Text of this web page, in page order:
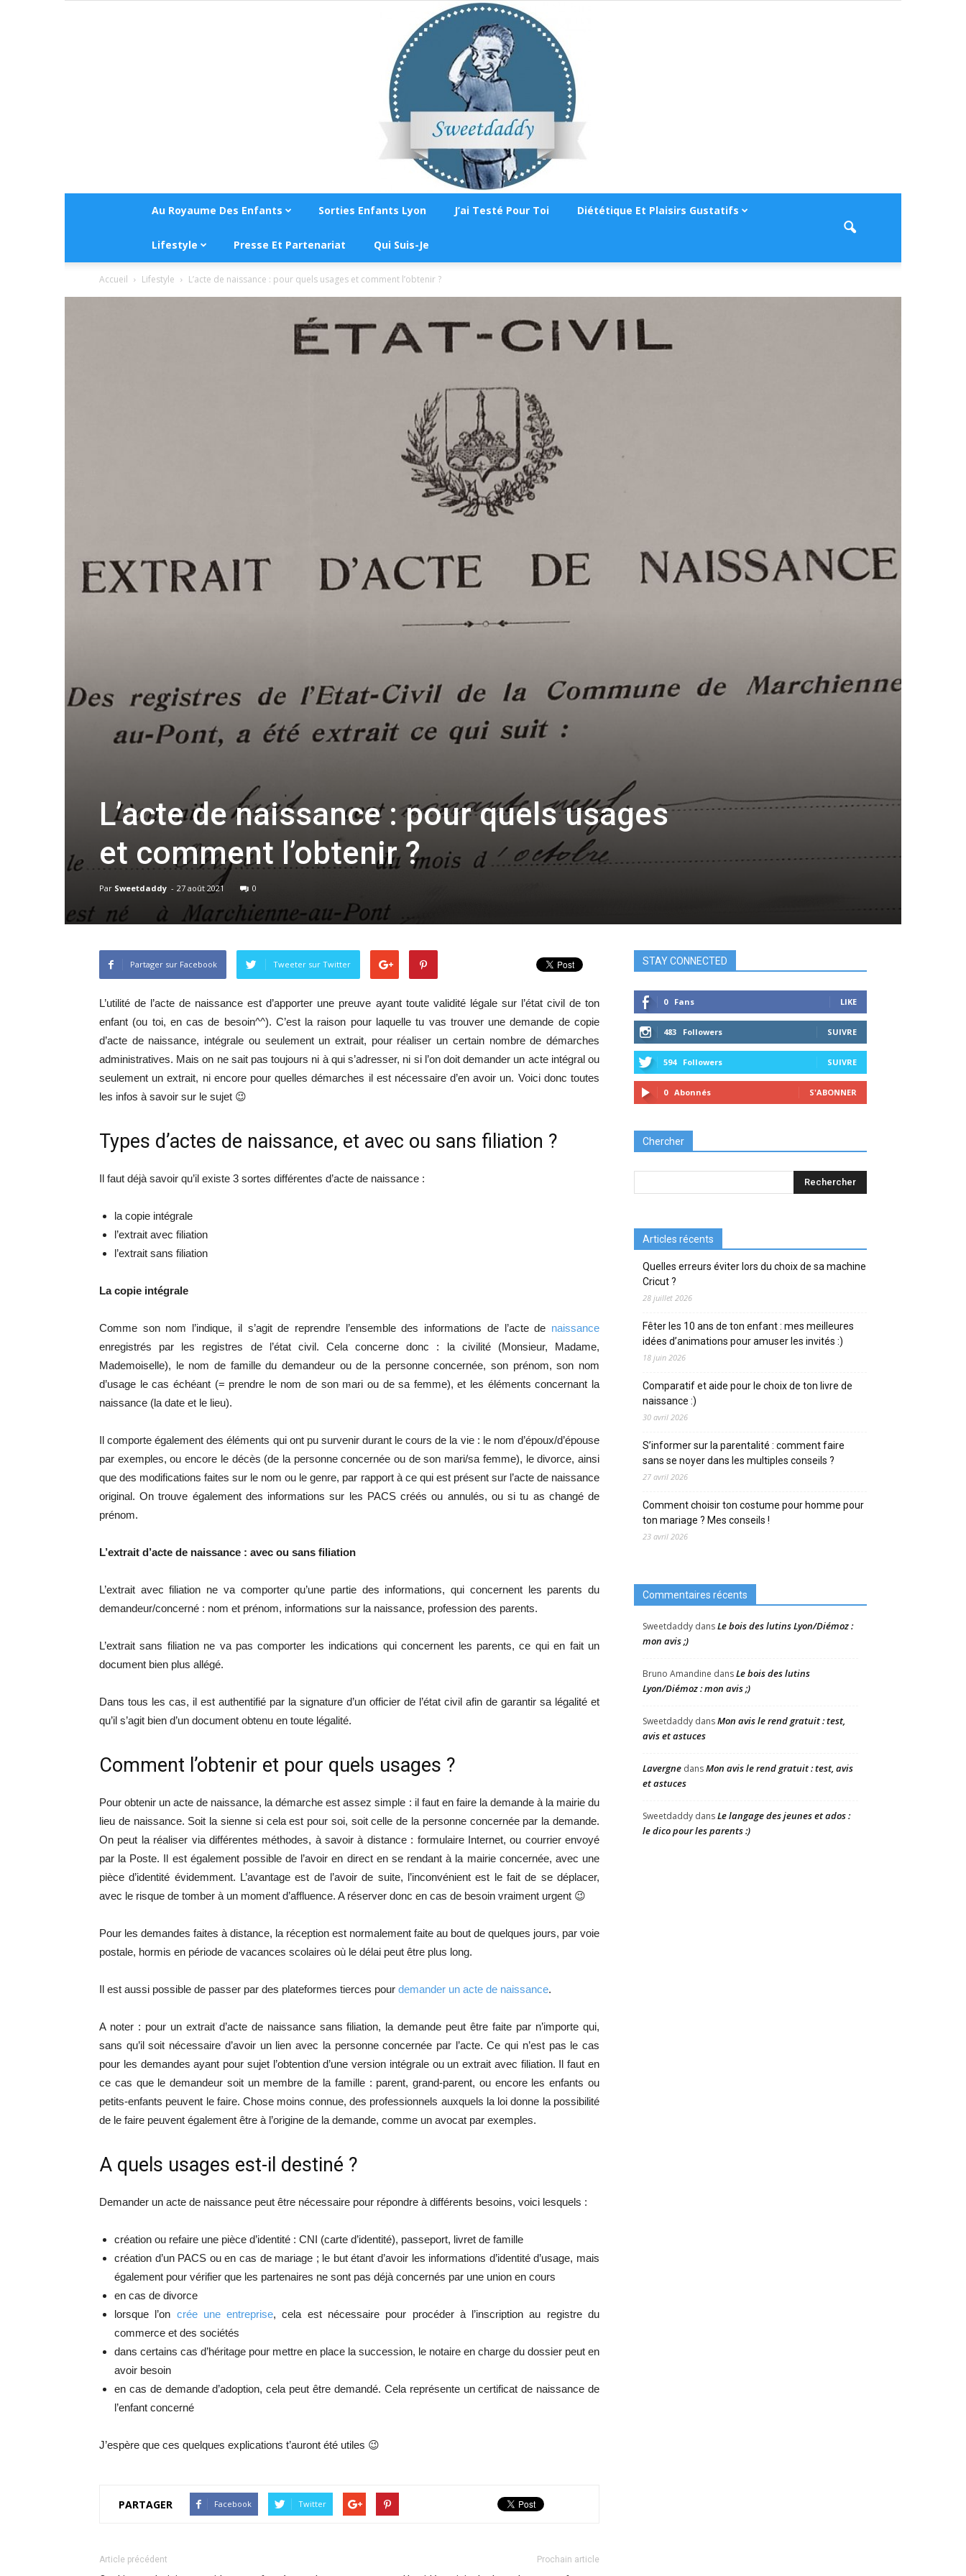
Au Royaume Des Enfants Sorties Enfants Lyon J’ai Testé Pour Toi Diététique Et Plaisirs Gustatifs
Lifestyle Presse Et Partenariat Qui Suis-Je
Accueil Lifestyle L’acte de naissance : pour quels usages et comment l’obtenir ?
L’acte de naissance : pour quels usages
et comment l’obtenir ?
Par Sweetdaddy - 27 août 2021 0
Partager sur Facebook Tweeter sur Twitter
L’utilité de l’acte de naissance est d’apporter une preuve ayant toute validité légale sur l’état civil de ton
enfant (ou toi, en cas de besoin^^). C’est la raison pour laquelle tu vas trouver une demande de copie
d’acte de naissance, intégrale ou seulement un extrait, pour réaliser un certain nombre de démarches
administratives. Mais on ne sait pas toujours ni à qui s’adresser, ni si l’on doit demander un acte intégral ou
seulement un extrait, ni encore pour quelles démarches il est nécessaire d’en avoir un. Voici donc toutes
les infos à savoir sur le sujet 😉
Types d’actes de naissance, et avec ou sans filiation ?
Il faut déjà savoir qu’il existe 3 sortes différentes d’acte de naissance :
la copie intégrale
l’extrait avec filiation
l’extrait sans filiation
La copie intégrale
Comme son nom l’indique, il s’agit de reprendre l’ensemble des informations de l’acte de naissance
enregistrés par les registres de l’état civil. Cela concerne donc : la civilité (Monsieur, Madame,
Mademoiselle), le nom de famille du demandeur ou de la personne concernée, son prénom, son nom
d’usage le cas échéant (= prendre le nom de son mari ou de sa femme), et les éléments concernant la
naissance (la date et le lieu).
Il comporte également des éléments qui ont pu survenir durant le cours de la vie : le nom d’époux/d’épouse
par exemples, ou encore le décès (de la personne concernée ou de son mari/sa femme), le divorce, ainsi
que des modifications faites sur le nom ou le genre, par rapport à ce qui est présent sur l’acte de naissance
original. On trouve également des informations sur les PACS créés ou annulés, ou si tu as changé de
prénom.
L’extrait d’acte de naissance : avec ou sans filiation
L’extrait avec filiation ne va comporter qu’une partie des informations, qui concernent les parents du
demandeur/concerné : nom et prénom, informations sur la naissance, profession des parents.
L’extrait sans filiation ne va pas comporter les indications qui concernent les parents, ce qui en fait un
document bien plus allégé.
Dans tous les cas, il est authentifié par la signature d’un officier de l’état civil afin de garantir sa légalité et
qu’il s’agit bien d’un document obtenu en toute légalité.
Comment l’obtenir et pour quels usages ?
Pour obtenir un acte de naissance, la démarche est assez simple : il faut en faire la demande à la mairie du
lieu de naissance. Soit la sienne si cela est pour soi, soit celle de la personne concernée par la demande.
On peut la réaliser via différentes méthodes, à savoir à distance : formulaire Internet, ou courrier envoyé
par la Poste. Il est également possible de l’avoir en direct en se rendant à la mairie concernée, avec une
pièce d’identité évidemment. L’avantage est de l’avoir de suite, l’inconvénient est le fait de se déplacer,
avec le risque de tomber à un moment d’affluence. A réserver donc en cas de besoin vraiment urgent 😉
Pour les demandes faites à distance, la réception est normalement faite au bout de quelques jours, par voie
postale, hormis en période de vacances scolaires où le délai peut être plus long.
Il est aussi possible de passer par des plateformes tierces pour demander un acte de naissance.
A noter : pour un extrait d’acte de naissance sans filiation, la demande peut être faite par n’importe qui,
sans qu’il soit nécessaire d’avoir un lien avec la personne concernée par l’acte. Ce qui n’est pas le cas
pour les demandes ayant pour sujet l’obtention d’une version intégrale ou un extrait avec filiation. Il faut en
ce cas que le demandeur soit un membre de la famille : parent, grand-parent, ou encore les enfants ou
petits-enfants peuvent le faire. Chose moins connue, des professionnels auxquels la loi donne la possibilité
de le faire peuvent également être à l’origine de la demande, comme un avocat par exemples.
A quels usages est-il destiné ?
Demander un acte de naissance peut être nécessaire pour répondre à différents besoins, voici lesquels :
création ou refaire une pièce d’identité : CNI (carte d’identité), passeport, livret de famille
création d’un PACS ou en cas de mariage ; le but étant d’avoir les informations d’identité d’usage, mais
également pour vérifier que les partenaires ne sont pas déjà concernés par une union en cours
en cas de divorce
lorsque l’on crée une entreprise, cela est nécessaire pour procéder à l’inscription au registre du
commerce et des sociétés
dans certains cas d’héritage pour mettre en place la succession, le notaire en charge du dossier peut en
avoir besoin
en cas de demande d’adoption, cela peut être demandé. Cela représente un certificat de naissance de
l’enfant concerné
J’espère que ces quelques explications t’auront été utiles 😉
PARTAGER Facebook Twitter
Article précédent Prochain article
STAY CONNECTED
0 Fans LIKE
483 Followers SUIVRE
594 Followers SUIVRE
0 Abonnés S'ABONNER
Chercher
Articles récents
Quelles erreurs éviter lors du choix de sa machine
Cricut ?
28 juillet 2026
Fêter les 10 ans de ton enfant : mes meilleures
idées d’animations pour amuser les invités :)
18 juin 2026
Comparatif et aide pour le choix de ton livre de
naissance :)
30 avril 2026
S’informer sur la parentalité : comment faire
sans se noyer dans les multiples conseils ?
27 avril 2026
Comment choisir ton costume pour homme pour
ton mariage ? Mes conseils !
23 avril 2026
Commentaires récents
Sweetdaddy dansLe bois des lutins Lyon/Diémoz :
mon avis ;)
Bruno Amandine dansLe bois des lutins
Lyon/Diémoz : mon avis ;)
Sweetdaddy dansMon avis le rend gratuit : test,
avis et astuces
Lavergne dansMon avis le rend gratuit : test, avis
et astuces
Sweetdaddy dansLe langage des jeunes et ados :
le dico pour les parents :)